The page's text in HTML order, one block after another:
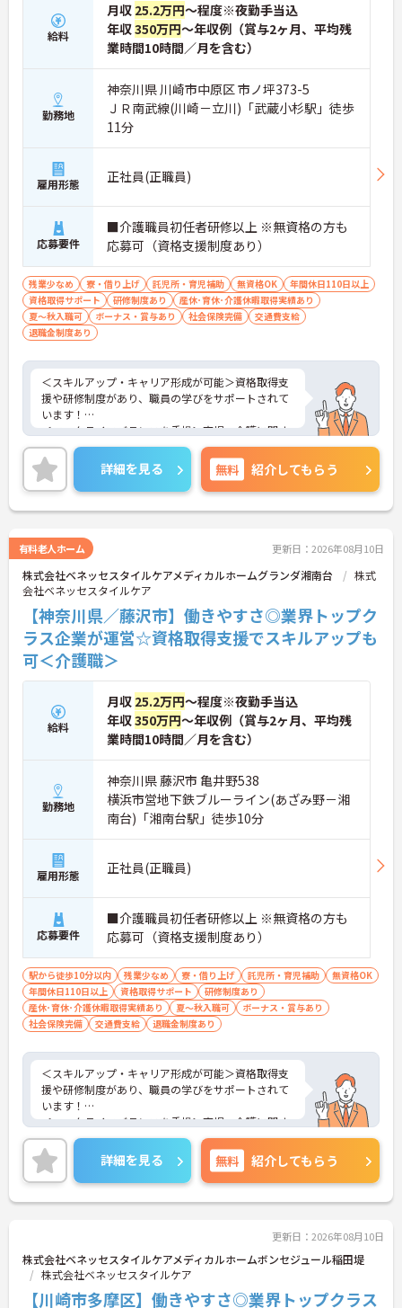
給料
月収 25.2万円～程度※夜勤手当込
年収350万円～年収例（賞与2ヶ月、平均残
業時間10時間／月を含む）
勤務地
神奈川県 川崎市中原区 市ノ坪373-5
ＪＲ南武線(川崎－立川)「武蔵小杉駅」徒歩
11分
雇用形態 正社員(正職員)
応募要件
■介護職員初任者研修以上 ※無資格の方も
応募可（資格支援制度あり）
残業少なめ 寮・借り上げ 託児所・育児補助 無資格OK
年間休日110日以上
資格取得サポート
研修制度あり
産休･育休･介護休暇取得実績あり
夏～秋入職可
ボーナス・賞与あり 社会保険完備
交通費支給
退職金制度あり
＜スキルアップ・キャリア形成が可能＞資格取得支
援や研修制度があり、職員の学びをサポートされて
います！
＜ワークライフバランスを重視＞育児・介護に関す
る制度や社宅制度、各種手当など、長く安心して働
きやすい環境が整っています。
＜寄り添ったケアの実施＞利用者さまに深く寄り添
ったサービスの提供を目指し、職員の専門性を高め
るような人材育成にも注力されています。
詳細をお話ししますのでお気軽にご相談ください！
詳細を見る 無料 紹介してもらう
有料老人ホーム 更新日：2026年08月10日
株式会社ベネッセスタイルケアメディカルホームグランダ湘南台
株式
会社ベネッセスタイルケア
【神奈川県／藤沢市】働きやすさ◎業界トップク
ラス企業が運営☆資格取得支援でスキルアップも
可＜介護職＞
給料
月収 25.2万円～程度※夜勤手当込
年収350万円～年収例（賞与2ヶ月、平均残
業時間10時間／月を含む）
勤務地
神奈川県 藤沢市 亀井野538
横浜市営地下鉄ブルーライン(あざみ野－湘
南台)「湘南台駅」徒歩10分
雇用形態 正社員(正職員)
応募要件
■介護職員初任者研修以上 ※無資格の方も
応募可（資格支援制度あり）
駅から徒歩10分以内 残業少なめ 寮・借り上げ 託児所・育児補助
無資格OK
年間休日110日以上
資格取得サポート
研修制度あり
産休･育休･介護休暇取得実績あり
夏～秋入職可
ボーナス・賞与あり
社会保険完備
交通費支給 退職金制度あり
＜スキルアップ・キャリア形成が可能＞資格取得支
援や研修制度があり、職員の学びをサポートされて
います！
＜ワークライフバランスを重視＞育児・介護に関す
る制度や社宅制度、各種手当など、長く安心して働
きやすい環境が整っています。
＜寄り添ったケアの実施＞利用者さまに深く寄り添
ったサービスの提供を目指し、職員の専門性を高め
るような人材育成にも注力されています。
詳細をお話ししますのでお気軽にご相談ください！
詳細を見る 無料 紹介してもらう
更新日：2026年08月10日
株式会社ベネッセスタイルケアメディカルホームボンセジュール稲田堤
株式会社ベネッセスタイルケア
【川崎市多摩区】働きやすさ◎業界トップクラス